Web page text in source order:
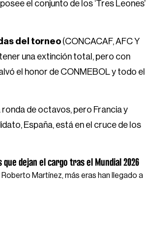
el conjunto de los ‘Tres Leones’
del torneo (CONCACAF, AFC Y
una extinción total, pero con
el honor de CONMEBOL y todo el
ronda de octavos, pero Francia y
España, está en el cruce de los
que dejan el cargo tras el Mundial 2026
Roberto Martínez, más eras han llegado a